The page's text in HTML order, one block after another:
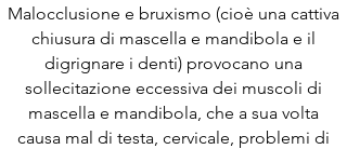
Malocclusione e bruxismo (cioè una cattiva
chiusura di mascella e mandibola e il
digrignare i denti) provocano una
sollecitazione eccessiva dei muscoli di
mascella e mandibola, che a sua volta
causa mal di testa, cervicale, problemi di